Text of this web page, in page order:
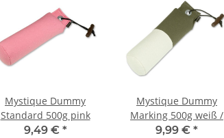
Mystique Dummy
Standard 500g pink
9,49 € *
Mystique Dummy
Marking 500g weiß /
khaki
9,99 € *